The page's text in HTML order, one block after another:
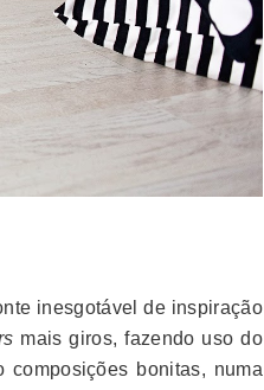
inesgotável de inspiração
mais giros, fazendo uso do
bonitas, numa